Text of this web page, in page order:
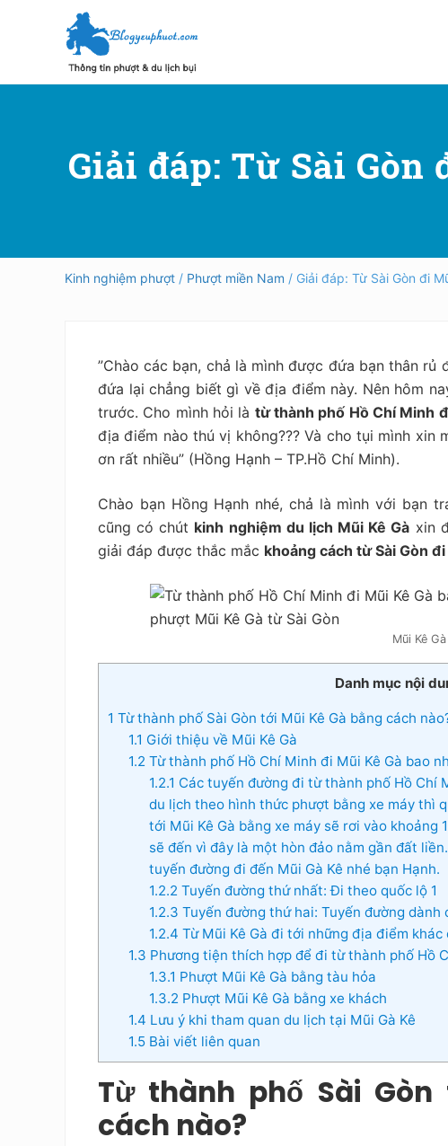
header
content
sidebarHướng
du
lịch
ngoài
nước
nghiệm,
Giải đáp: Từ Sài
Kinh nghiệm phượt / Phượt miền Nam / Giải đáp: Từ Sài Gòn đi
”Chào các bạn, chả là mình được đứa bạn thân rủ
đứa lại chẳng biết gì về địa điểm này. Nên hôm
trước. Cho mình hỏi là từ thành phố Hồ Chí Minh
địa điểm nào thú vị không??? Và cho tụi mình xin
ơn rất nhiều” (Hồng Hạnh – TP.Hồ Chí Minh).
Chào bạn Hồng Hạnh nhé, chả là mình với bạn
cũng có chút kinh nghiệm du lịch Mũi Kê Gà xin
giải đáp được thắc mắc khoảng cách từ Sài Gòn
Mũi Kê Gà
Danh mục nội
1 Từ thành phố Sài Gòn tới Mũi Kê Gà bằng cách
1.1 Giới thiệu về Mũi Kê Gà
1.2 Từ thành phố Hồ Chí Minh đi Mũi Kê Gà bao
1.2.1 Các tuyến đường đi từ thành phố Hồ Chí
du lịch theo hình thức phượt bằng xe máy thì
tới Mũi Kê Gà bằng xe máy sẽ rơi vào khoảng
sẽ đến vì đây là một hòn đảo nằm gần đất
tuyến đường đi đến Mũi Gà Kê nhé bạn Hạnh.
1.2.2 Tuyến đường thứ nhất: Đi theo quốc lộ 1
1.2.3 Tuyến đường thứ hai: Tuyến đường dành
1.2.4 Từ Mũi Kê Gà đi tới những địa điểm
1.3 Phương tiện thích hợp để đi từ thành phố Hồ
1.3.1 Phượt Mũi Kê Gà bằng tàu hỏa
1.3.2 Phượt Mũi Kê Gà bằng xe khách
1.4 Lưu ý khi tham quan du lịch tại Mũi Gà Kê
1.5Bài viết liên quan
Từ thành phố Sài
cách nào?